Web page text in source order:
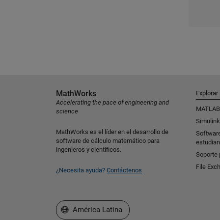
MathWorks
Accelerating the pace of engineering and
science
MathWorks es el líder en el desarrollo de
software de cálculo matemático para
ingenieros y científicos.
¿Necesita ayuda? Contáctenos
MATLAB
Simulink
Soporte
File
Seleccione un país/idioma
América Latina